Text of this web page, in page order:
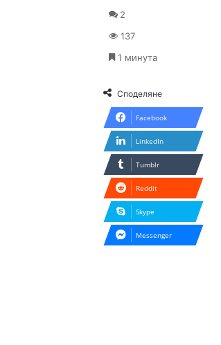
2
137
1 минута
Споделяне
Facebook
LinkedIn
Tumblr
Reddit
Skype
Messenger